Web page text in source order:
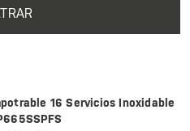
16 Servicios Inoxidable